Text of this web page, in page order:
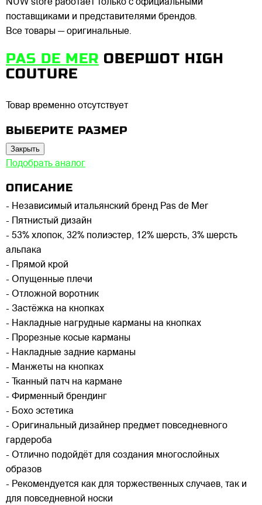
NUW store работает только с официальными
поставщиками и представителями брендов.
Все товары — оригинальные.
PAS DE MER ОВЕРШОТ HIGH
COUTURE
Товар временно отсутствует
ВЫБЕРИТЕ РАЗМЕР
Закрыть
Подобрать аналог
ОПИСАНИЕ
- Независимый итальянский бренд Pas de Mer
- Пятнистый дизайн
- 53% хлопок, 32% полиэстер, 12% шерсть, 3% шерсть
альпака
- Прямой крой
- Опущенные плечи
- Отложной воротник
- Застёжка на кнопках
- Накладные нагрудные карманы на кнопках
- Прорезные косые карманы
- Накладные задние карманы
- Манжеты на кнопках
- Тканный патч на кармане
- Фирменный брендинг
- Бохо эстетика
- Оригинальный дизайнер предмет повседневного
гардероба
- Отлично подойдёт для создания многослойных
образов
- Рекомендуется как для торжественных случаев, так и
для повседневной носки